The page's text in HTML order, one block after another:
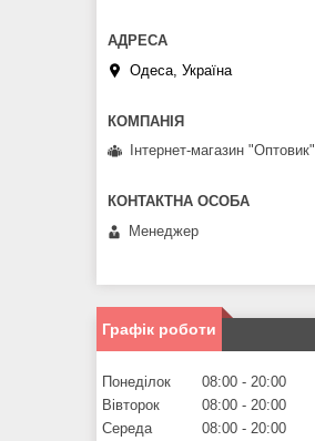
Одеса, Україна
Інтернет-магазин "Оптовик"
Менеджер
Графік роботи
Понеділок 08:00
20:00
Вівторок
08:00
20:00
Середа
08:00
20:00